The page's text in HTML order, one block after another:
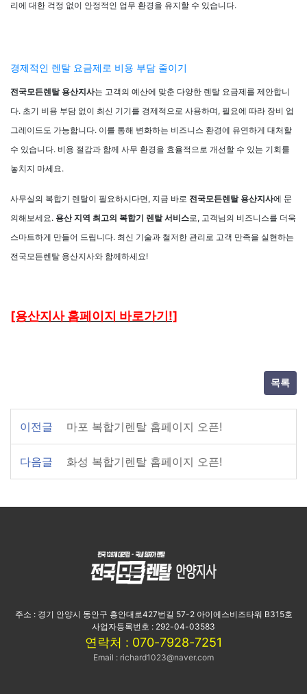
리에 대한 걱정 없이 안정적인 업무 환경을 유지할 수 있습니다.
경제적인 렌탈 요금제로 비용 부담 줄이기
전국모든렌탈 용산지사는 고객의 예산에 맞춘 다양한 렌탈 요금제를 제안합니
다. 초기 비용 부담 없이 최신 기기를 경제적으로 사용하며, 필요에 따라 장비 업
그레이드도 가능합니다. 이를 통해 변화하는 비즈니스 환경에 유연하게 대처할
수 있습니다. 비용 절감과 함께 사무 환경을 효율적으로 개선할 수 있는 기회를
놓치지 마세요.
사무실의 복합기 렌탈이 필요하시다면, 지금 바로 전국모든렌탈 용산지사에 문
의해보세요. 용산 지역 최고의 복합기 렌탈 서비스로, 고객님의 비즈니스를 더욱
스마트하게 만들어 드립니다. 최신 기술과 철저한 관리로 고객 만족을 실현하는
전국모든렌탈 용산지사와 함께하세요!
[용산지사 홈페이지 바로가기!]
목록
이전글 마포 복합기렌탈 홈페이지 오픈!
다음글 화성 복합기렌탈 홈페이지 오픈!
주소 : 경기 안양시 동안구 흥안대로427번길 57-2 아이에스비즈타워 B315호
사업자등록번호 : 292-04-03583
연락처 : 070-7928-7251
Email : richard1023@naver.com